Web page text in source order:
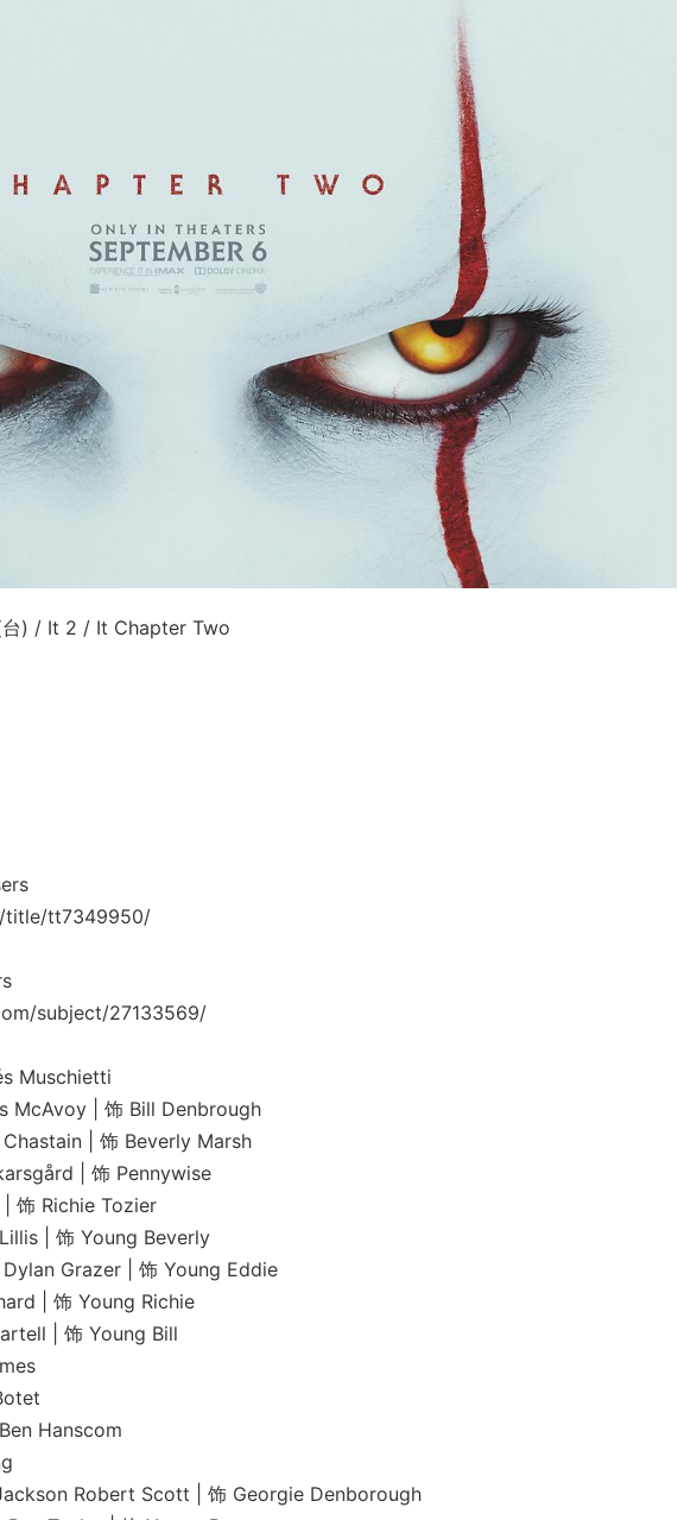
台) / It 2 / It Chapter Two
title/tt7349950/
subject/27133569/
Muschietti
| 饰 Bill Denbrough
| 饰 Beverly Marsh
| 饰 Pennywise
Richie Tozier
饰 Young Beverly
Grazer | 饰 Young Eddie
饰 Young Richie
| 饰 Young Bill
Hanscom
Robert Scott | 饰 Georgie Denborough